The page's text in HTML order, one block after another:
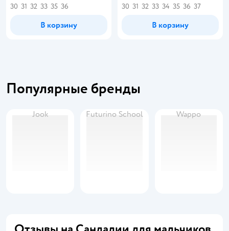
30 31 32 33 35 36
В корзину
30 31 32 33 34 35 36 37
В корзину
Популярные бренды
Jook Futurino School Wappo